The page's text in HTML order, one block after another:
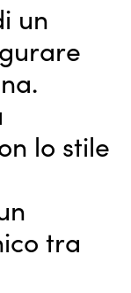
un
lo stile
tra